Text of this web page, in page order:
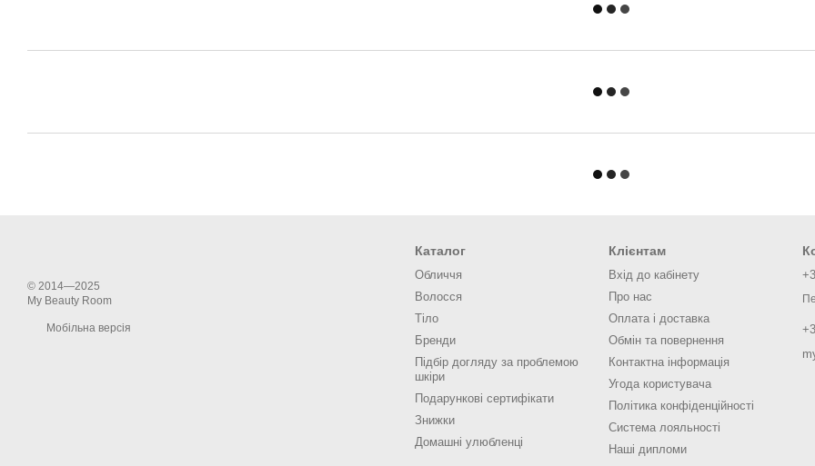
© 2014—2025
My Beauty Room
Мобільна версія
Каталог
Обличчя
Волосся
Тіло
Бренди
Підбір догляду за проблемою
шкіри
Подарункові сертифікати
Знижки
Домашні улюбленці
Клієнтам
Вхід до кабінету
Про нас
Оплата і доставка
Обмін та повернення
Контактна інформація
Угода користувача
Політика конфіденційності
Система лояльності
Наші дипломи